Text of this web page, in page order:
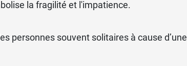
la fragilité et l'impatience.
personnes souvent solitaires à cause d’une